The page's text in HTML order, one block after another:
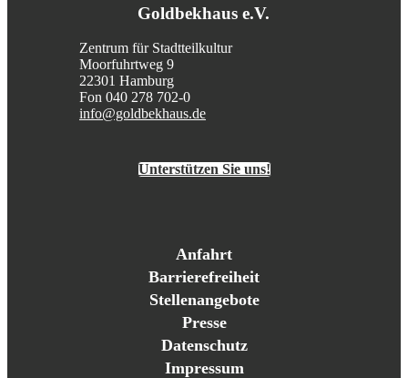
Goldbekhaus e.V.
Zentrum für Stadtteilkultur
Moorfuhrtweg 9
22301 Hamburg
Fon 040 278 702-0
info@goldbekhaus.de
Unterstützen Sie uns!
Anfahrt
Barrierefreiheit
Stellenangebote
Presse
Datenschutz
Impressum